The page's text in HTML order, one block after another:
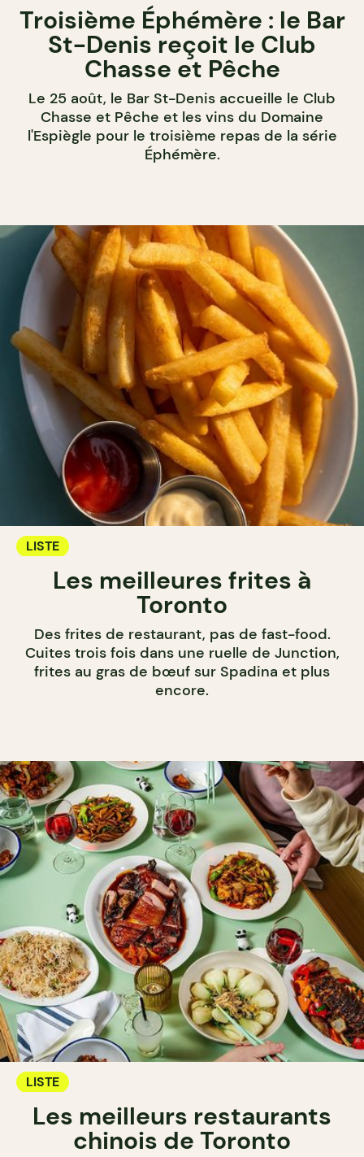
Troisième Éphémère : le Bar
St-Denis reçoit le Club
Chasse et Pêche
Le 25 août, le Bar St-Denis accueille le Club
Chasse et Pêche et les vins du Domaine
l'Espiègle pour le troisième repas de la série
Éphémère.
LISTE
Les meilleures frites à
Toronto
Des frites de restaurant, pas de fast-food.
Cuites trois fois dans une ruelle de Junction,
frites au gras de bœuf sur Spadina et plus
encore.
LISTE
Les meilleurs restaurants
chinois de Toronto